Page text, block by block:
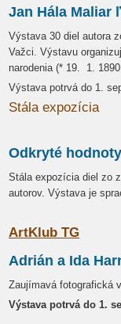
Jan Hála Maliar
Výstava 30 diel autora
Važci. Výstavu
narodenia (* 19. 1.
Výstava potrvá do 1.
Stála expozícia
Odkryté
Stála expozícia diel zo
autorov. Výstava je
ArtKlub TG
Adrián a Ida
Zaujímavá fotografická
Výstava potrvá do 1.